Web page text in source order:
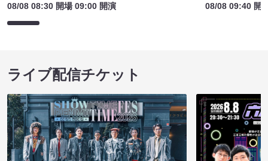
08/08 08:30 開場 09:00 開演
08/08 09:40 開
ライブ配信チケット